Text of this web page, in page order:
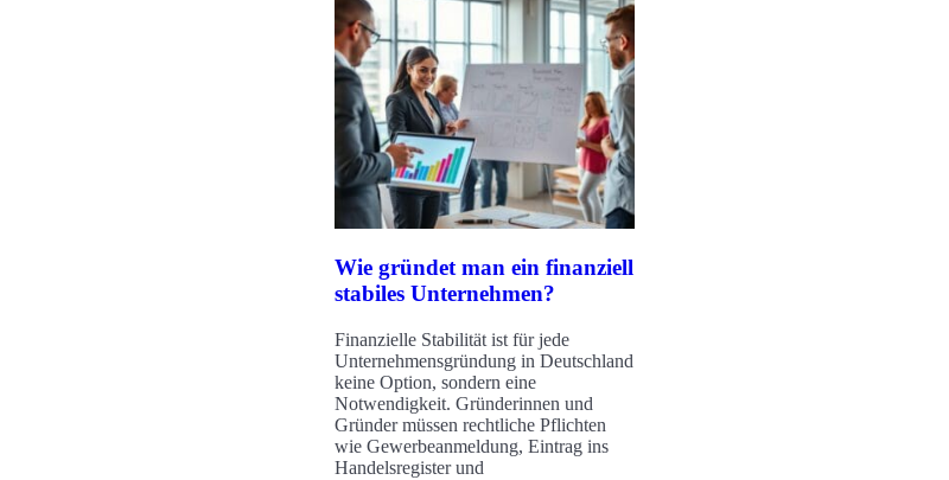
Wie gründet man ein finanziell
stabiles Unternehmen?
Finanzielle Stabilität ist für jede
Unternehmensgründung in Deutschland
keine Option, sondern eine
Notwendigkeit. Gründerinnen und
Gründer müssen rechtliche Pflichten
wie Gewerbeanmeldung, Eintrag ins
Handelsregister und